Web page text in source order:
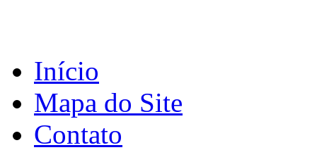
Início
Mapa do Site
Contato